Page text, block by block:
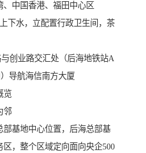
中国香港、福田中心区
下水，立配置行政卫生间，茶
创业路交汇处（后海地铁站A
导航海信南方大厦
览
邻
部基地中心位置，后海总部基
，整个区域定向面向央企500